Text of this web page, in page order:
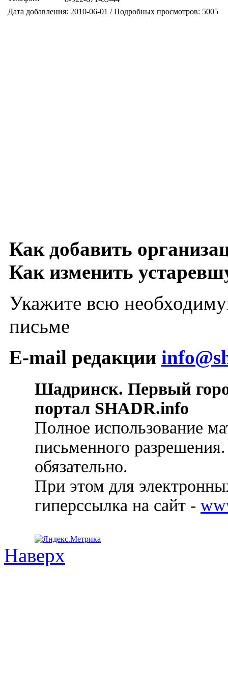
Дата добавления: 2010-06-01 / Подробных просмотров: 5005
Как добавить
Как изменить
Укажите всю
письме
E-mail редакции
Шадринск. Первый
портал SHADR.info
Полное использование
письменного
обязательно.
При этом для
гиперссылка на сайт -
Наверх